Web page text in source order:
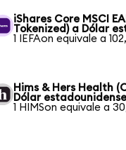
iShares Core MSCI
Tokenized) a Dólar
1 IEFAon equivale a
Hims & Hers Health
Dólar estadounidense
1 HIMSon equivale a